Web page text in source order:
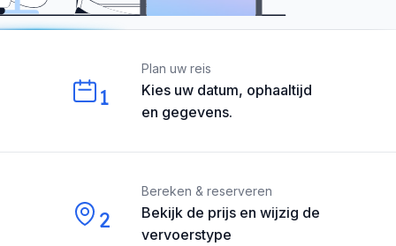
1
Kies uw datum, ophaaltijd
en gegevens.
Plan uw reis
2
Bekijk de prijs en wijzig de
vervoerstype
Bereken & reserveren